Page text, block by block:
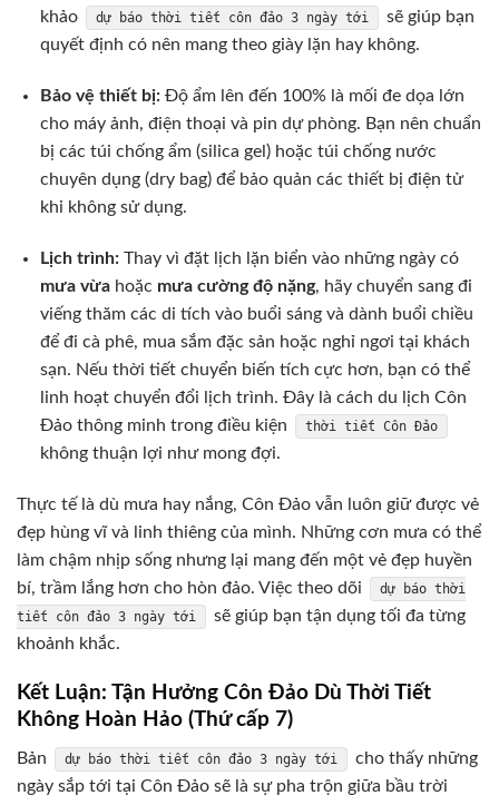
khảo
dự báo thời tiết côn đảo 3 ngày tới
sẽ giúp bạn
quyết định có nên mang theo giày lặn hay không.
Bảo vệ thiết bị:Độ ẩm lên đến 100% là mối đe dọa lớn
cho máy ảnh, điện thoại và pin dự phòng. Bạn nên chuẩn
bị các túi chống ẩm (silica gel) hoặc túi chống nước
chuyên dụng (dry bag) để bảo quản các thiết bị điện tử
khi không sử dụng.
Lịch trình:Thay vì đặt lịch lặn biển vào những ngày có
mưa vừahoặc mưa cường độ nặng, hãy chuyển sang đi
viếng thăm các di tích vào buổi sáng và dành buổi chiều
để đi cà phê, mua sắm đặc sản hoặc nghỉ ngơi tại khách
sạn. Nếu thời tiết chuyển biến tích cực hơn, bạn có thể
linh hoạt chuyển đổi lịch trình. Đây là cách du lịch Côn
Đảo thông minh trong điều kiện
thời tiết Côn Đảo
không thuận lợi như mong đợi.
Thực tế là dù mưa hay nắng, Côn Đảo vẫn luôn giữ được vẻ
đẹp hùng vĩ và linh thiêng của mình. Những cơn mưa có thể
làm chậm nhịp sống nhưng lại mang đến một vẻ đẹp huyền
bí, trầm lắng hơn cho hòn đảo. Việc theo dõi
dự báo thời
tiết côn đảo 3 ngày tới
sẽ giúp bạn tận dụng tối đa từng
khoảnh khắc.
Kết Luận: Tận Hưởng Côn Đảo Dù Thời Tiết
Không Hoàn Hảo (Thứ cấp 7)
Bản dự báo thời tiết côn đảo 3 ngày tới
cho thấy những
ngày sắp tới tại Côn Đảo sẽ là sự pha trộn giữa bầu trời